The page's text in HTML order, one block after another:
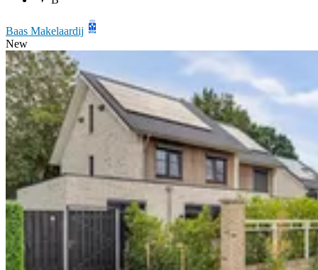
Baas Makelaardij
New